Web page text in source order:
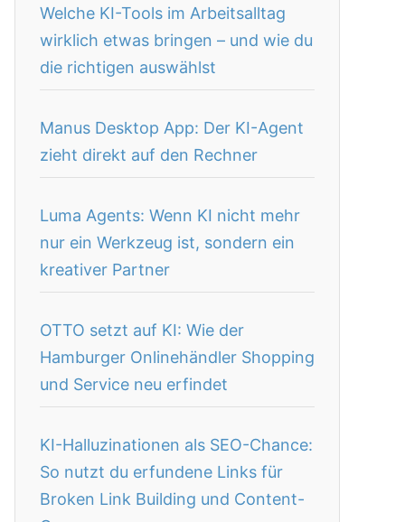
Welche KI-Tools im Arbeitsalltag
wirklich etwas bringen – und wie du
die richtigen auswählst
Manus Desktop App: Der KI-Agent
zieht direkt auf den Rechner
Luma Agents: Wenn KI nicht mehr
nur ein Werkzeug ist, sondern ein
kreativer Partner
OTTO setzt auf KI: Wie der
Hamburger Onlinehändler Shopping
und Service neu erfindet
KI-Halluzinationen als SEO-Chance:
So nutzt du erfundene Links für
Broken Link Building und Content-